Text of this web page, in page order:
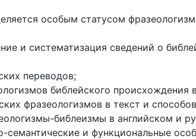
особым статусом
и систематизация сведений о
переводов;
библейского происхождения
фразеологизмов в текст и
библеизмы в английском и
семантические и функциональные